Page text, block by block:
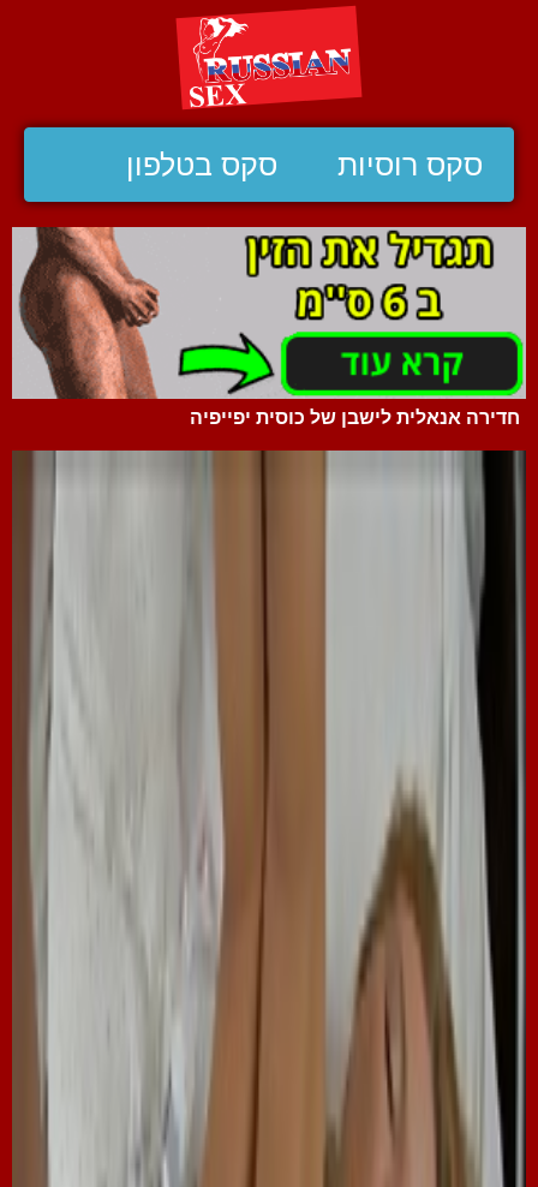
סקס רוסיות סקס בטלפון
חדירה אנאלית לישבן של כוסית יפייפיה